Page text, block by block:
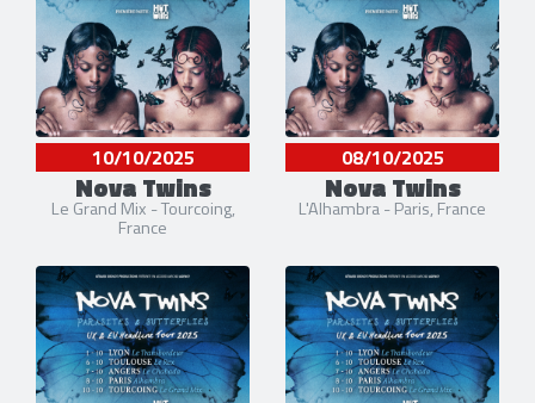
10/10/2025
Nova Twins
Le Grand Mix - Tourcoing,
France
08/10/2025
Nova Twins
L'Alhambra - Paris, France